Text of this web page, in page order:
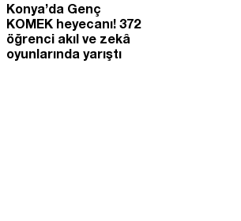
Konya’da Genç
KOMEK heyecanı! 372
öğrenci akıl ve zekâ
oyunlarında yarıştı